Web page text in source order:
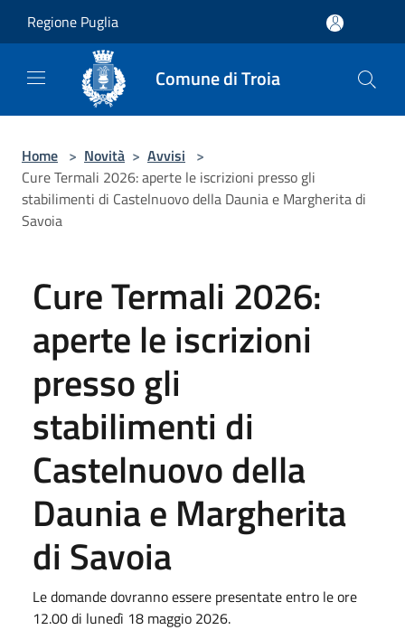
Regione Puglia
Comune di Troia
Home > Novità > Avvisi >
Cure Termali 2026: aperte le iscrizioni presso gli
stabilimenti di Castelnuovo della Daunia e Margherita di
Savoia
Cure Termali 2026:
aperte le iscrizioni
presso gli
stabilimenti di
Castelnuovo della
Daunia e Margherita
di Savoia
Le domande dovranno essere presentate entro le ore
12.00 di lunedì 18 maggio 2026.